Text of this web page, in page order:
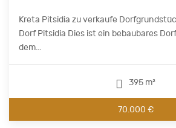
Kreta Pitsidia zu verkaufe
Dorf Pitsidia Dies ist ein bebaubares
dem...
395 m²
70.000 €